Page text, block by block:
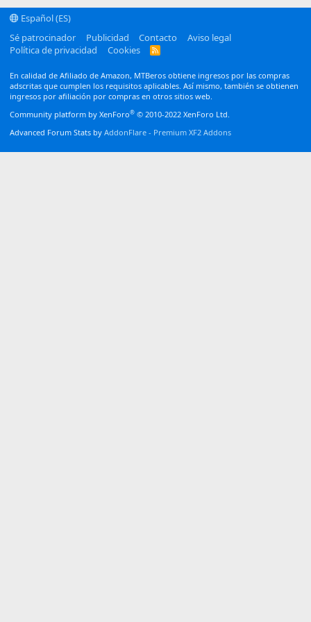
Español (ES)
Sé patrocinador
Publicidad Contacto
Aviso legal
Política de privacidad
Cookies
R
En calidad de Afiliado de Amazon, MTBeros obtiene ingresos por las compras
adscritas que cumplen los requisitos aplicables. Así mismo, también se obtienen
ingresos por afiliación por compras en otros sitios web.
Community platform by XenForo® © 2010-2022 XenForo Ltd.
Advanced Forum Stats by AddonFlare - Premium XF2 Addons